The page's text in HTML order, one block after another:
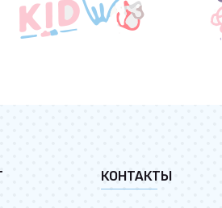
КОНТАКТЫ